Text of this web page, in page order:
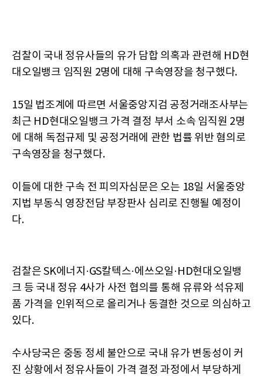
검찰이 국내 정유사들의 유가 담합 의혹과 관련해 HD현
대오일뱅크 임직원 2명에 대해 구속영장을 청구했다.
15일 법조계에 따르면 서울중앙지검 공정거래조사부는
최근 HD현대오일뱅크 가격 결정 부서 소속 임직원 2명
에 대해 독점규제 및 공정거래에 관한 법률 위반 혐의로
구속영장을 청구했다.
이들에 대한 구속 전 피의자심문은 오는 18일 서울중앙
지법 부동식 영장전담 부장판사 심리로 진행될 예정이
다.
검찰은 SK에너지·GS칼텍스·에쓰오일·HD현대오일뱅
크 등 국내 정유 4사가 사전 협의를 통해 유류와 석유제
품 가격을 인위적으로 올리거나 동결한 것으로 의심하고
있다.
수사당국은 중동 정세 불안으로 국내 유가 변동성이 커
진 상황에서 정유사들이 가격 결정 과정에서 부당하게